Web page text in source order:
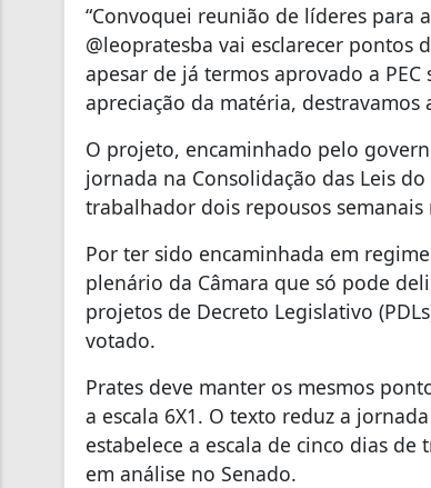
“Convoquei reunião de líderes para
@leopratesba vai esclarecer pontos
apesar de já termos aprovado a
apreciação da matéria, destravamos
O projeto, encaminhado pelo
jornada na Consolidação das Leis
trabalhador dois repousos
Por ter sido encaminhada em
plenário da Câmara que só pode
projetos de Decreto Legislativo
votado.
Prates deve manter os mesmos
a escala 6X1. O texto reduz a
estabelece a escala de cinco dias
em análise no Senado.